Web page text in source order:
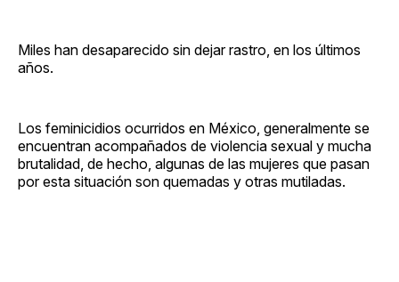
Miles han desaparecido sin dejar rastro, en los últimos
años.
Los feminicidios ocurridos en México, generalmente se
encuentran acompañados de violencia sexual y mucha
brutalidad, de hecho, algunas de las mujeres que pasan
por esta situación son quemadas y otras mutiladas.